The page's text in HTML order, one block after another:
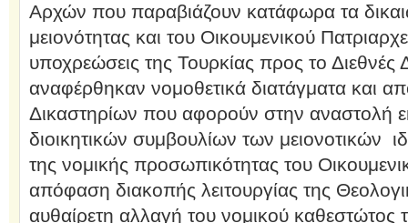
Αρχών που παραβιάζουν κατάφωρα τα
μειονότητας και του Οικουμενικού
υποχρεώσεις της Τουρκίας προς το Διεθνές
αναφέρθηκαν νομοθετικά διατάγματα και
Δικαστηρίων που αφορούν στην αναστολή
διοικητικών συμβουλίων των μειονοτικών
της νομικής προσωπικότητας του
απόφαση διακοπής λειτουργίας της
αυθαίρετη αλλαγή του νομικού καθεστώτος